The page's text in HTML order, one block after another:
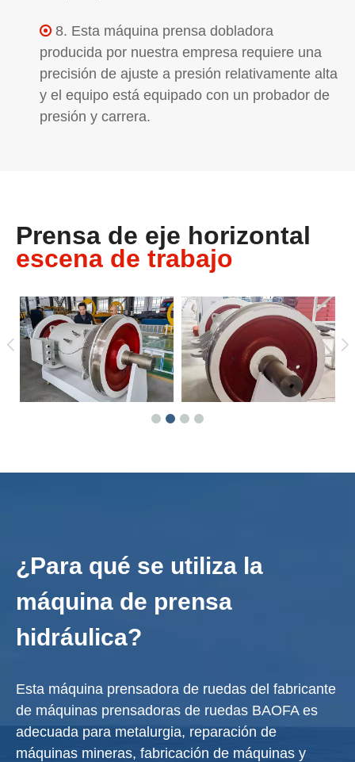
 8. Esta máquina prensa dobladora
producida por nuestra empresa requiere una
precisión de ajuste a presión relativamente alta
y el equipo está equipado con un probador de
presión y carrera.
Prensa de eje horizontal
escena de trabajo
¿Para qué se utiliza la
máquina de prensa
hidráulica?
Esta máquina prensadora de ruedas del fabricante
de máquinas prensadoras de ruedas BAOFA es
adecuada para metalurgia, reparación de
máquinas mineras, fabricación de máquinas y